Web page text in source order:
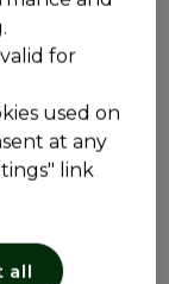
a vodu, aby
denne
vášmu
for
used on
at any
link
all